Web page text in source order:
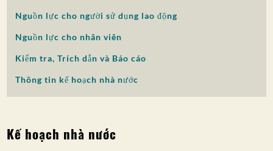
Nguồn lực cho người sử dụng lao động
Nguồn lực cho nhân viên
Kiểm tra, Trích dẫn và Báo cáo
Thông tin kế hoạch nhà nước
Kế hoạch nhà nước